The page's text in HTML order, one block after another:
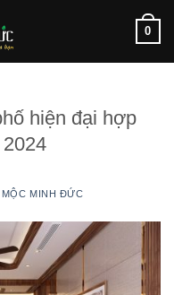
0
hiện đại hợp
MỘC MINH ĐỨC